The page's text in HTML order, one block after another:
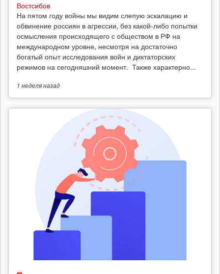
Востсибов
На пятом году войны мы видим слепую эскалацию и
обвинение россиян в агрессии, без какой-либо попытки
осмысления происходящего с обществом в РФ на
международном уровне, несмотря на достаточно
богатый опыт исследования войн и диктаторских
режимов на сегодняшний момент. Также характерно...
1 неделяназад